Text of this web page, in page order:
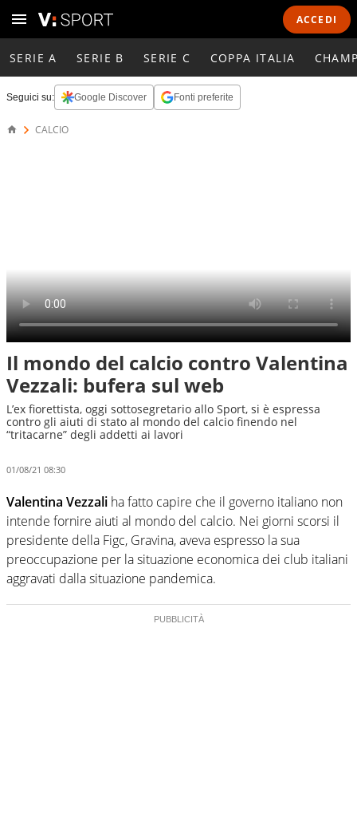
ACCEDI
SERIE A SERIE B SERIE C COPPA ITALIA
Seguici su: Google Discover Fonti preferite
CALCIO
Il mondo del calcio contro Valentina
Vezzali: bufera sul web
L’ex fiorettista, oggi sottosegretario allo Sport, si è espressa
contro gli aiuti di stato al mondo del calcio finendo nel
“tritacarne” degli addetti ai lavori
01/08/21 08:30
Valentina Vezzali ha fatto capire che il governo italiano non
intende fornire aiuti al mondo del calcio. Nei giorni scorsi il
presidente della Figc, Gravina, aveva espresso la sua
preoccupazione per la situazione economica dei club italiani
aggravati dalla situazione pandemica.